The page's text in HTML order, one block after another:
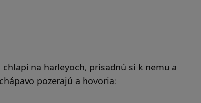
na harleyoch, prisadnú si k nemu a
pozerajú a hovoria: